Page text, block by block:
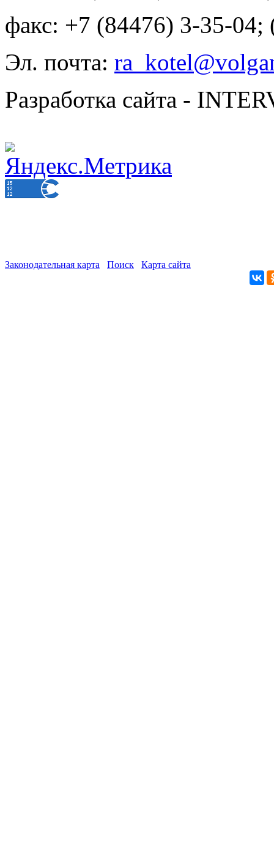
факс: +7 (84476) 3-35-04;
Эл. почта:
Разработка сайта -
Законодательная карта Поиск Карта сайта